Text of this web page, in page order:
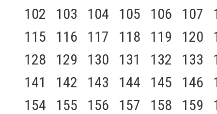
102
103 104 105 106 107
115
116 117 118 119 120
128
129 130 131 132 133
141
142 143 144 145 146
154
155 156 157 158 159